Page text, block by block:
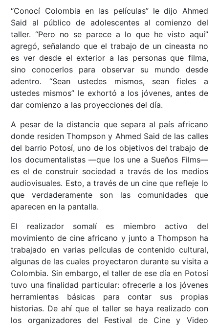
“Conocí Colombia en las películas” le dijo Ahmed
Said al público de adolescentes al comienzo del
taller. “Pero no se parece a lo que he visto aquí”
agregó, señalando que el trabajo de un cineasta no
es ver desde el exterior a las personas que filma,
sino conocerlos para observar su mundo desde
adentro. “Sean ustedes mismos, sean fieles a
ustedes mismos” le exhortó a los jóvenes, antes de
dar comienzo a las proyecciones del día.
A pesar de la distancia que separa al país africano
donde residen Thompson y Ahmed Said de las calles
del barrio Potosí, uno de los objetivos del trabajo de
los documentalistas —que los une a Sueños Films—
es el de construir sociedad a través de los medios
audiovisuales. Esto, a través de un cine que refleje lo
que verdaderamente son las comunidades que
aparecen en la pantalla.
El realizador somalí es miembro activo del
movimiento de cine africano y junto a Thompson ha
trabajado en varias películas de contenido cultural,
algunas de las cuales proyectaron durante su visita a
Colombia. Sin embargo, el taller de ese día en Potosí
tuvo una finalidad particular: ofrecerle a los jóvenes
herramientas básicas para contar sus propias
historias. De ahí que el taller se haya realizado con
los organizadores del Festival de Cine y Video